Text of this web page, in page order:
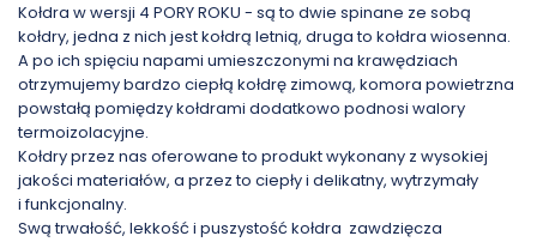
Kołdra w wersji 4 PORY ROKU - są to dwie spinane ze sobą
kołdry, jedna z nich jest kołdrą letnią, druga to kołdra wiosenna.
A po ich spięciu napami umieszczonymi na krawędziach
otrzymujemy bardzo ciepłą kołdrę zimową, komora powietrzna
powstałą pomiędzy kołdrami dodatkowo podnosi walory
termoizolacyjne.
Kołdry przez nas oferowane to produkt wykonany z wysokiej
jakości materiałów, a przez to ciepły i delikatny, wytrzymały
i funkcjonalny.
Swą trwałość, lekkość i puszystość kołdra zawdzięcza